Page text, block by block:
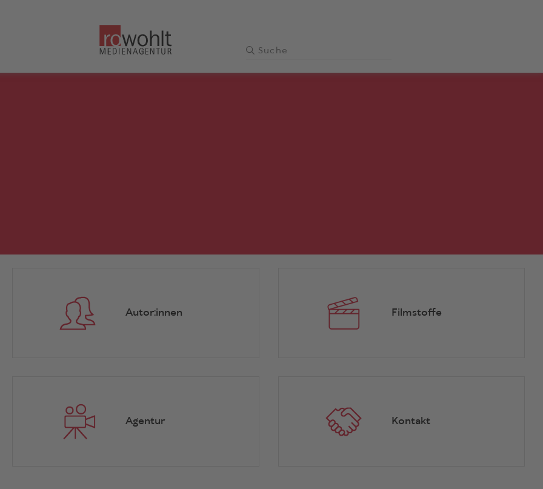
Autor:innen Filmstoffe
Agentur Kontakt